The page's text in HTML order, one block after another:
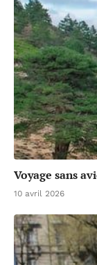
Voyage sans
10 avril 2026